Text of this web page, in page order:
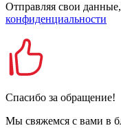
Отправляя свои
конфиденциальности
Спасибо за обращение!
Мы свяжемся с вами в